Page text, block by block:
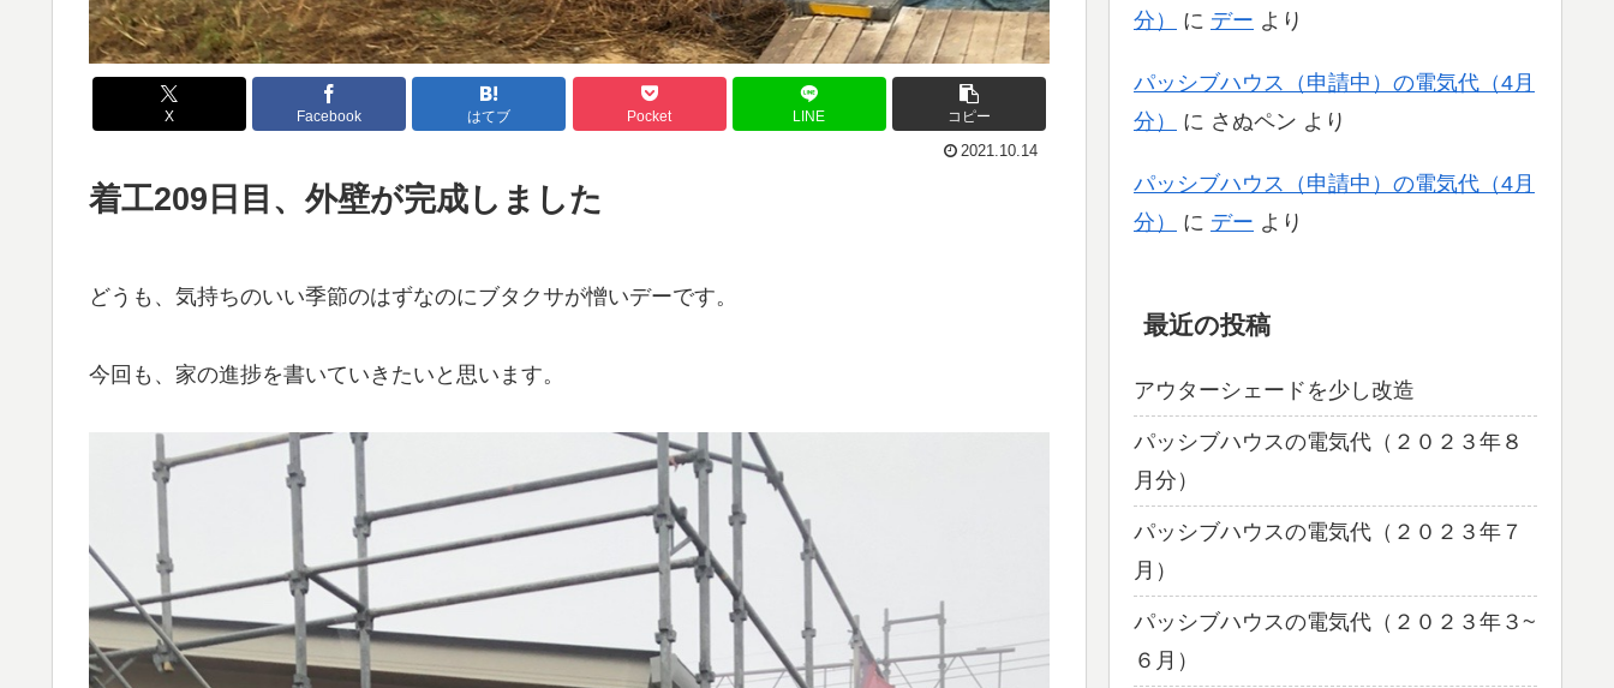
X Facebook はてブ Pocket LINE コピー
2021.10.14
着工209日目、外壁が完成しました
どうも、気持ちのいい季節のはずなのにブタクサが憎いデーです。
今回も、家の進捗を書いていきたいと思います。
分）
に デー より
パッシブハウス（申請中）の電気代（4月
分）
に さぬペン より
パッシブハウス（申請中）の電気代（4月
分）
に デー より
最近の投稿
アウターシェードを少し改造
パッシブハウスの電気代（２０２３年８
月分）
パッシブハウスの電気代（２０２３年７
月）
パッシブハウスの電気代（２０２３年３~
６月）